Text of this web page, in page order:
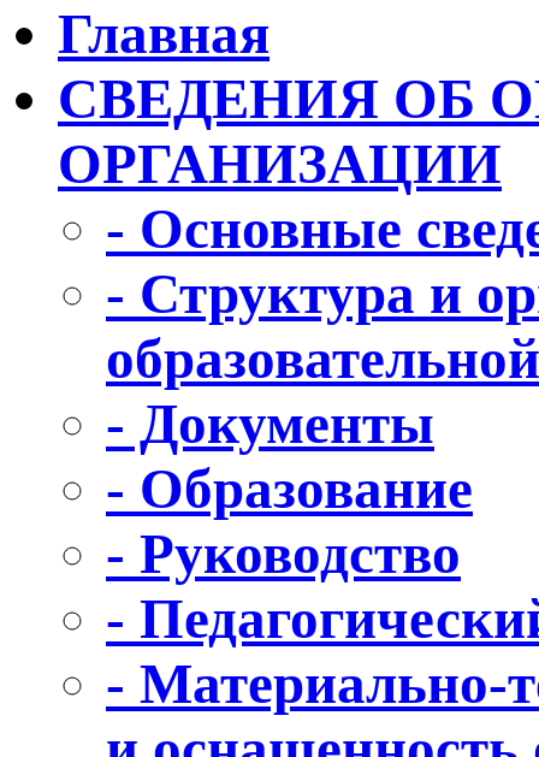
Главная
СВЕДЕНИЯ ОБ
ОРГАНИЗАЦИИ
- Основные
- Структура и
- Документы
- Образование
- Руководство
-
- Материально-